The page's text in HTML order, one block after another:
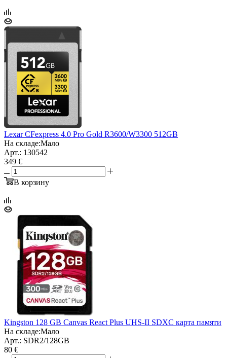
Lexar CFexpress 4.0 Pro Gold R3600/W3300 512GB
На складе:Мало
Арт.: 130542
349 €
В корзину
Kingston 128 GB Canvas React Plus UHS-II SDXC карта памяти
На складе:Мало
Арт.: SDR2/128GB
80 €